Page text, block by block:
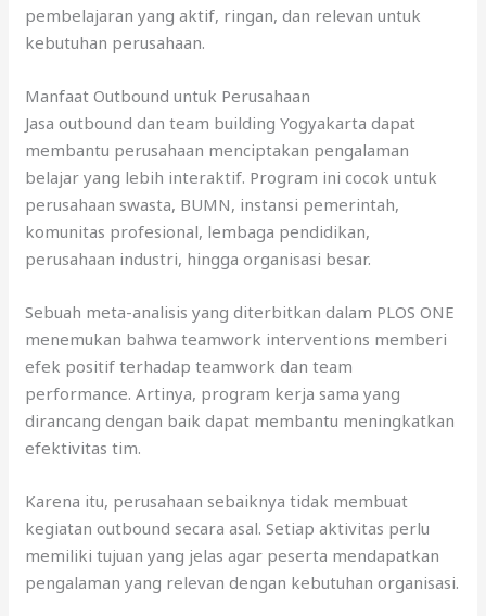
pembelajaran yang aktif, ringan, dan relevan untuk
kebutuhan perusahaan.
Manfaat Outbound untuk Perusahaan
Jasa outbound dan team building Yogyakarta dapat
membantu perusahaan menciptakan pengalaman
belajar yang lebih interaktif. Program ini cocok untuk
perusahaan swasta, BUMN, instansi pemerintah,
komunitas profesional, lembaga pendidikan,
perusahaan industri, hingga organisasi besar.
Sebuah meta-analisis yang diterbitkan dalam PLOS ONE
menemukan bahwa teamwork interventions memberi
efek positif terhadap teamwork dan team
performance. Artinya, program kerja sama yang
dirancang dengan baik dapat membantu meningkatkan
efektivitas tim.
Karena itu, perusahaan sebaiknya tidak membuat
kegiatan outbound secara asal. Setiap aktivitas perlu
memiliki tujuan yang jelas agar peserta mendapatkan
pengalaman yang relevan dengan kebutuhan organisasi.